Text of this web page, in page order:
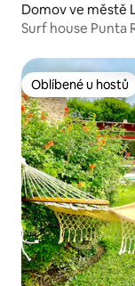
Domov ve městě
Surf house Punta
Oblíbené u hostů
Oblíbené u hostů